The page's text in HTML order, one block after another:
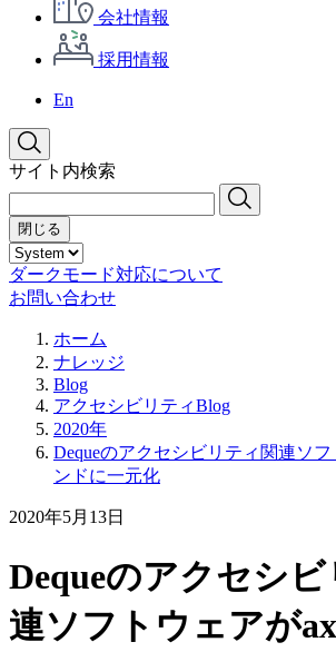
会社情報
採用情報
En
サイト内検索
閉じる
ダークモード対応について
お問い合わせ
ホーム
ナレッジ
Blog
アクセシビリティBlog
2020年
Dequeのアクセシビリティ関連ソフ
ンドに一元化
2020年5月13日
Dequeのアクセシ
連ソフトウェアが